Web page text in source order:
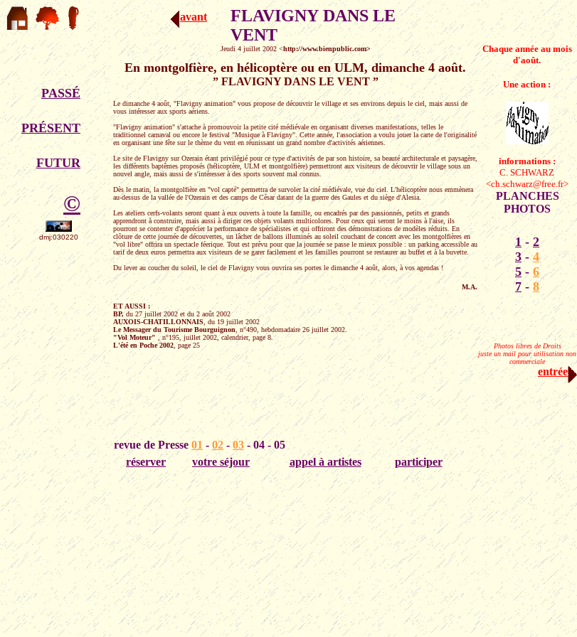
FLAVIGNY DANS LE
VENT
avant
Chaque année au mois
d'août.
Une action :
informations :
C. SCHWARZ
<ch.schwarz@free.fr>
Jeudi 4 juillet 2002 <http://www.bienpublic.com>
En montgolfière, en hélicoptère ou en ULM, dimanche 4 août.
” FLAVIGNY DANS LE VENT ”
Le dimanche 4 août, "Flavigny animation" vous propose de découvrir le village et ses environs depuis le ciel, mais aussi de
vous intéresser aux sports aériens.
"Flavigny animation" s'attache à promouvoir la petite cité médiévale en organisant diverses manifestations, telles le
traditionnel carnaval ou encore le festival "Musique à Flavigny". Cette année, l'association a voulu jouer la carte de l'originalité
en organisant une fête sur le thème du vent en réunissant un grand nombre d'activités aériennes.
Le site de Flavigny sur Ozerain étant privilégié pour ce type d'activités de par son histoire, sa beauté architecturale et paysagère,
les différents baptêmes proposés (hélicoptère, ULM et montgolfière) permettront aux visiteurs de découvrir le village sous un
nouvel angle, mais aussi de s'intéresser à des sports souvent mal connus.
Dès le matin, la montgolfière en "vol capté" permettra de survoler la cité médiévale, vue du ciel. L'hélicoptère nous emmènera
au-dessus de la vallée de l'Ozerain et des camps de César datant de la guerre des Gaules et du siège d'Alesia.
Les ateliers cerfs-volants seront quant à eux ouverts à toute la famille, ou encadrés par des passionnés, petits et grands
apprendront à construire, mais aussi à diriger ces objets volants multicolores. Pour ceux qui seront le moins à l'aise, ils
pourront se contenter d'apprécier la performance de spécialistes et qui offriront des démonstrations de modèles réduits. En
clôture de cette journée de découvertes, un lâcher de ballons illuminés au soleil couchant de concert avec les montgolfières en
"vol libre" offrira un spectacle féerique. Tout est prévu pour que la journée se passe le mieux possible : un parking accessible au
tarif de deux euros permettra aux visiteurs de se garer facilement et les familles pourront se restaurer au buffet et à la buvette.
Du lever au coucher du soleil, le ciel de Flavigny vous ouvrira ses portes le dimanche 4 août, alors, à vos agendas !
M.A.
ET AUSSI :
BP,du 27 juillet 2002 et du 2 août 2002
AUXOIS-CHATILLONNAIS, du 19 juillet 2002
Le Messager du Tourisme Bourguignon , n°490, hebdomadaire 26 juillet 2002.
"Vol Moteur" , n°195, juillet 2002, calendrier, page 8.
L'été en Poche 2002 , page 25
PASSÉ
PRÉSENT
FUTUR
PLANCHES
PHOTOS
1- 2
3-4
5 - 6
7 - 8
Photos libres de Droits
juste un mail pour utilisation non
commerciale
©
dmj:030220
entrée
revue de Presse 01 - 02 -03 - 04 - 05
réserver
votre séjour appel à artistes participer